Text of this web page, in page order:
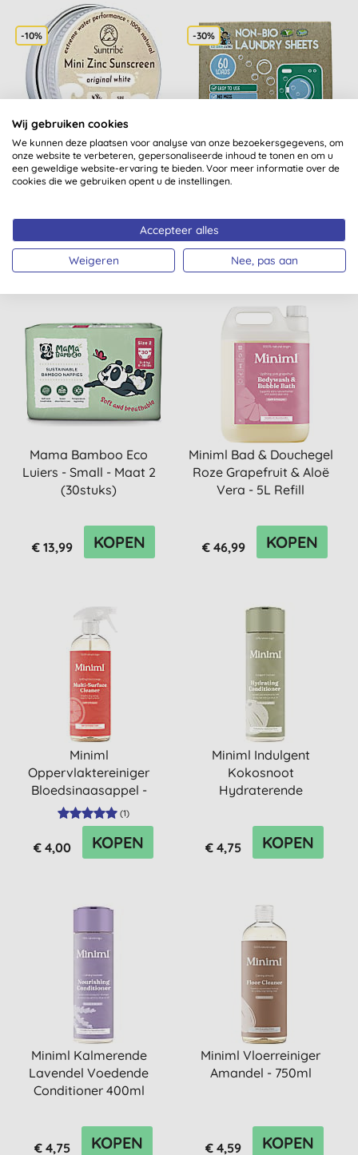
-10%
Suntribe Minerale Zink
Zonnebrandcrème
Gezicht SPF50 - Original
€ 8,33 KOPEN
-30%
Eco Green Living
Wasstrips - Parfumvrij
€ 10,47 KOPEN
Mama Bamboo Eco
Luiers - Small - Maat 2
(30stuks)
€ 13,99 KOPEN
Miniml Bad & Douchegel
Roze Grapefruit & Aloë
Vera - 5L Refill
€ 46,99 KOPEN
Miniml
Oppervlaktereiniger
Bloedsinaasappel -
750ml
(1)
€ 4,00 KOPEN
Miniml Indulgent
Kokosnoot
Hydraterende
€ 4,75 KOPEN
Miniml Kalmerende
Lavendel Voedende
Conditioner 400ml
€ 4,75 KOPEN
Miniml Vloerreiniger
Amandel - 750ml
€ 4,59 KOPEN
Wij gebruiken cookies
We kunnen deze plaatsen voor analyse van onze bezoekersgegevens, om
onze website te verbeteren, gepersonaliseerde inhoud te tonen en om u
een geweldige website-ervaring te bieden. Voor meer informatie over de
cookies die we gebruiken opent u de instellingen.
Accepteer alles
Weigeren Nee, pas aan